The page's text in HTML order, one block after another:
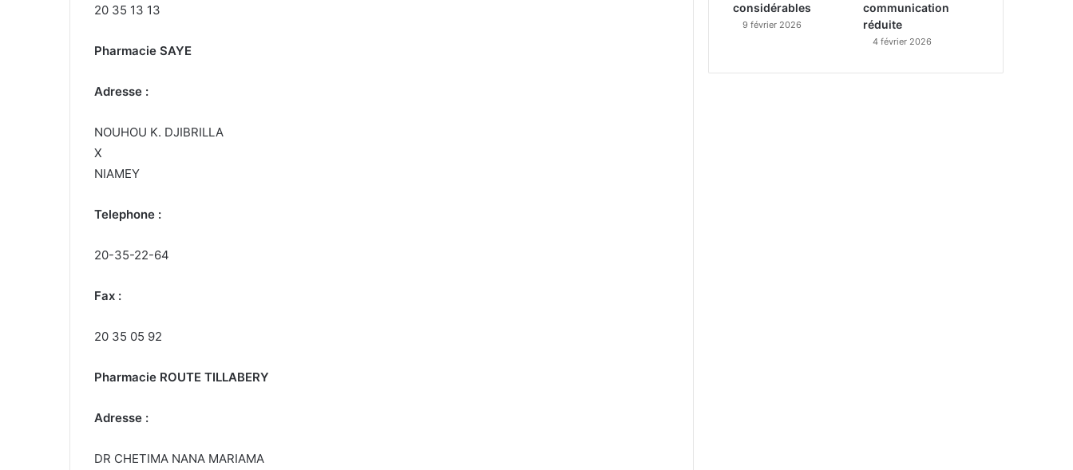
20 35 13 13
Pharmacie SAYE
Adresse :
NOUHOU K. DJIBRILLA
X
NIAMEY
Telephone :
20-35-22-64
Fax :
20 35 05 92
Pharmacie ROUTE TILLABERY
Adresse :
DR CHETIMA NANA MARIAMA
considérables
9 février 2026
communication
réduite
4 février 2026